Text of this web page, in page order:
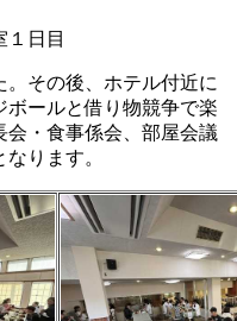
日目
その後、ホテル付近に
ボールと借り物競争で楽
会・食事係会、部屋会議
ります。